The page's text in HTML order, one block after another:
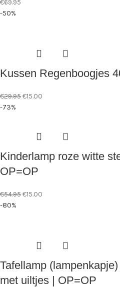
€69.95
-50%
Kussen Regenboogjes
€29.95€15.00
-73%
Kinderlamp roze witte
OP=OP
€54.95€15.00
-80%
Tafellamp
met uiltjes | OP=OP